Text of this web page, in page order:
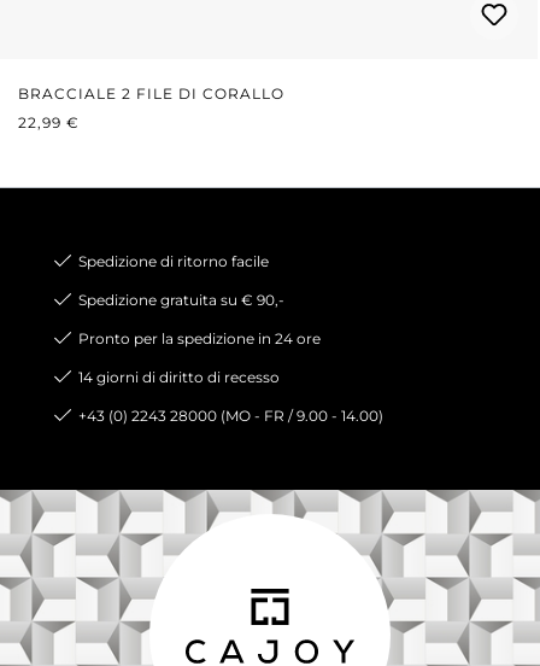
BRACCIALE 2 FILE DI CORALLO
PREZZO NORMALE:
22,99 €
Spedizione di ritorno facile
Spedizione gratuita su € 90,-
Pronto per la spedizione in 24 ore
14 giorni di diritto di recesso
+43 (0) 2243 28000 (MO - FR / 9.00 - 14.00)